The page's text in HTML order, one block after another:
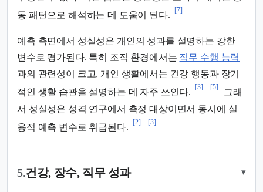
동 패턴으로 해석하는 데 도움이 된다.
[7]
예측 측면에서 성실성은 개인의 성과를 설명하는 강한
변수로 평가된다. 특히 조직 환경에서는 직무 수행 능력
과의 관련성이 크고, 개인 생활에서는 건강 행동과 장기
적인 생활 습관을 설명하는 데 자주 쓰인다.
[3] [5]
그래
서 성실성은 성격 연구에서 측정 대상이면서 동시에 실
용적 예측 변수로 취급된다.
[2] [3]
5.건강, 장수, 직무 성과 ▾